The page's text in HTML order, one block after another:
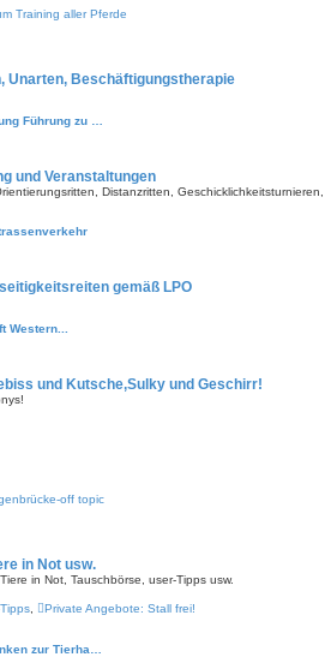
Training aller Pferde
Unarten, Beschäftigungstherapie
Führung zu …
und Veranstaltungen
Distanzritten,
gemäß LPO
Western...
und Kutsche,Sulky und Geschirr!
off topic
in Not usw.
in Not, Tauschbörse, user-Tipps usw.
Private Angebote: Stall frei!
zur Tierha…